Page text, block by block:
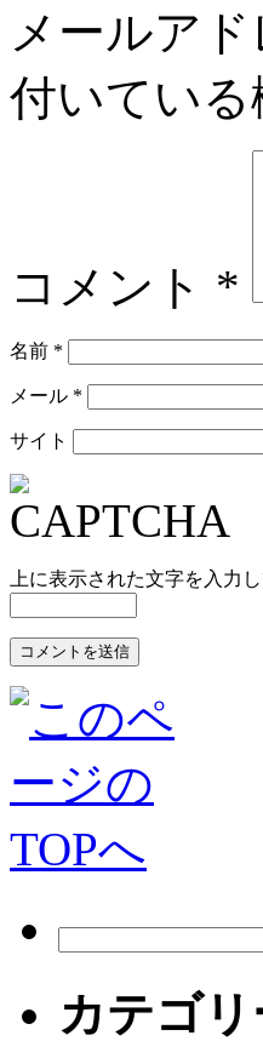
メールア
付いてい
コメント *
名前 *
メール *
サイト
上に表示された文字を入力
カテゴリ